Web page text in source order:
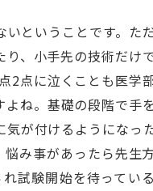
ということです。た
、小手先の技術だけ
2点に泣くことも医学
ね。基礎の段階で手
が付けるようになった
み事があったら先生
試験開始を待ってい